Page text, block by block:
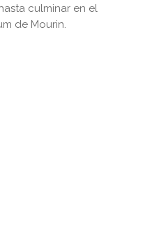
culminar en el
de Mourin.